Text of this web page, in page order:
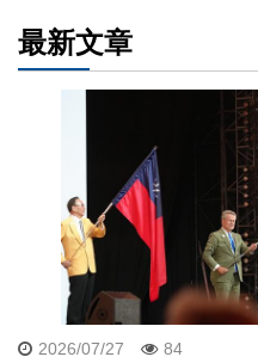
最新文章
2026/07/27 84